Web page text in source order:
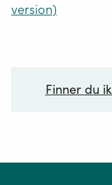
version)
Finner du